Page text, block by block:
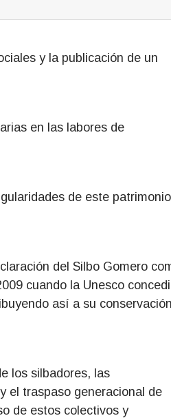
y la publicación de un
en las labores de
de este patrimonio
del Silbo Gomero
cuando la Unesco
así a su conservación
los silbadores, las
el traspaso generacional de
de estos colectivos y